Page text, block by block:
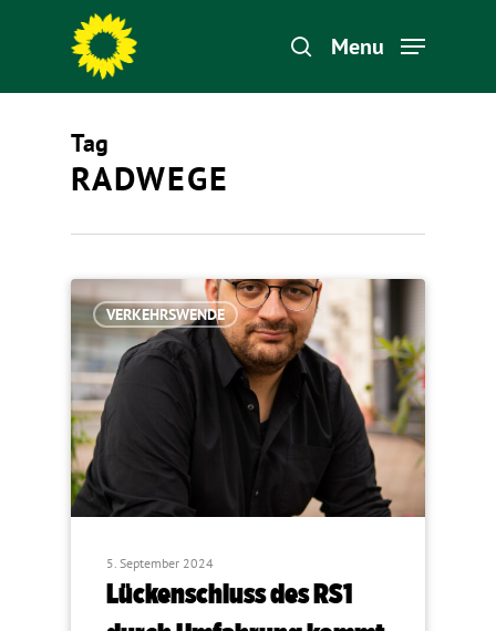
Hit enter to search or ESC to close
Menu
Tag
RADWEGE
VERKEHRSWENDE
5. September 2024
Lückenschluss des RS1